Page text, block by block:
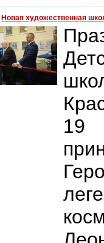
Новая художественная
19